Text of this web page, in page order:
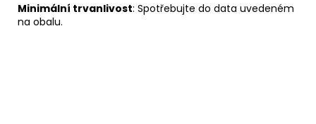
Minimální trvanlivost: Spotřebujte do data uvedeném
na obalu.